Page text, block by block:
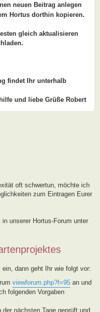
neuen Beitrag anlegen
Hortus dorthin kopieren.
gleich aktualisieren
findet Ihr unterhalb
und liebe Grüße Robert
oft schwertun, möchte ich
zum Eintragen Eurer
unserer Hortus-Forum unter
ein, dann geht Ihr wie folgt vor:
viewforum.php?f=95 an und
folgenden Vorgaben
nächsten Tage geprüft und